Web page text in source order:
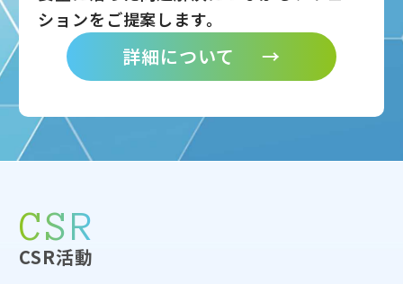
ションをご提案します。
詳細について →
CSR
CSR活動